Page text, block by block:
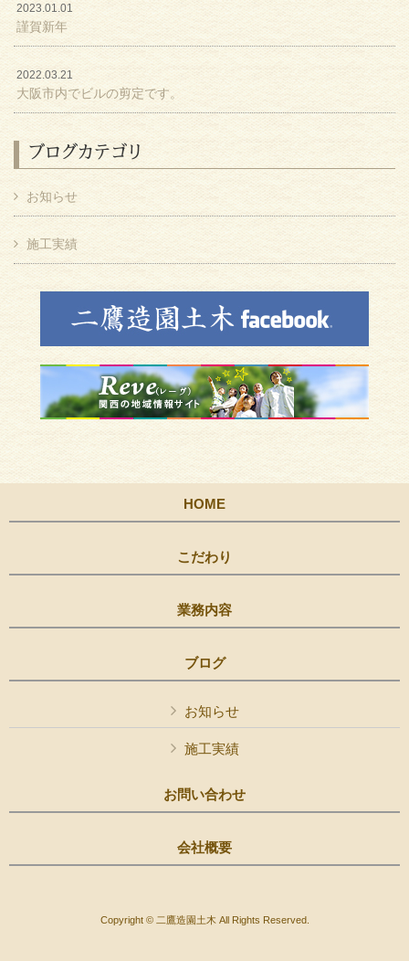
2023.01.01
謹賀新年
2022.03.21
大阪市内でビルの剪定です。
ブログカテゴリ
お知らせ
施工実績
HOME
こだわり
業務内容
ブログ
お知らせ
施工実績
お問い合わせ
会社概要
Copyright © 二鷹造園土木 All Rights Reserved.